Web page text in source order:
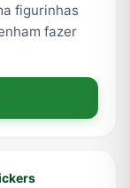
figurinhas
fazer